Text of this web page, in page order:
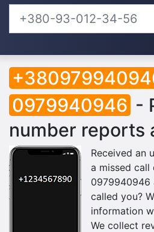
0979940946 -
number reports
Received an
a missed call
0979940946
called you?
information
We collect